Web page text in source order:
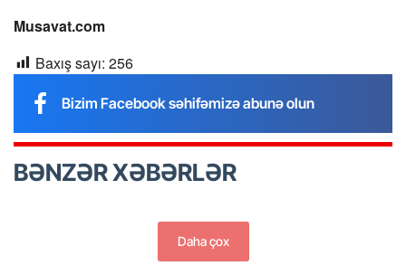
Musavat.com
Baxış sayı: 256
Bizim Facebook səhifəmizə abunə olun
BƏNZƏR XƏBƏRLƏR
Daha çox